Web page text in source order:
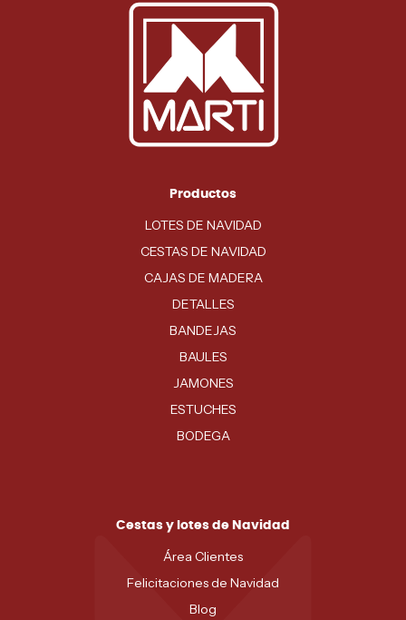
Productos
LOTES DE NAVIDAD
CESTAS DE NAVIDAD
CAJAS DE MADERA
DETALLES
BANDEJAS
BAULES
JAMONES
ESTUCHES
BODEGA
Cestas y lotes de Navidad
Área Clientes
Felicitaciones de Navidad
Blog